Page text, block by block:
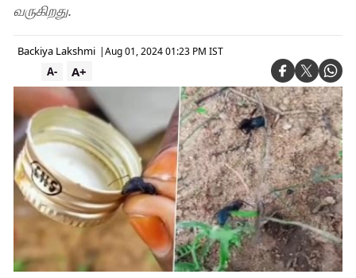
வருகிறது.
Backiya Lakshmi |Aug 01, 2024 01:23 PM IST
A+
A-